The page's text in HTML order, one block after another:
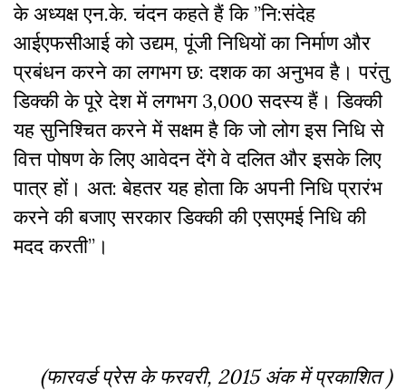
के अध्यक्ष एन.के. चंदन कहते हैं कि ”नि:संदेह
आईएफसीआई को उद्यम, पूंजी निधियों का निर्माण और
प्रबंधन करने का लगभग छ: दशक का अनुभव है। परंतु
डिक्की के पूरे देश में लगभग 3,000 सदस्य हैं। डिक्की
यह सुनिश्चित करने में सक्षम है कि जो लोग इस निधि से
वित्त पोषण के लिए आवेदन देंगे वे दलित और इसके लिए
पात्र हों। अत: बेहतर यह होता कि अपनी निधि प्रारंभ
करने की बजाए सरकार डिक्की की एसएमई निधि की
मदद करती”।
(फारवर्ड प्रेस के फरवरी, 2015 अंक में प्रकाशित )